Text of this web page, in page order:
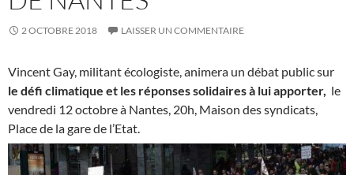
2 OCTOBRE 2018 LAISSER UN COMMENTAIRE
Vincent Gay, militant écologiste, animera un débat public sur
le défi climatique et les réponses solidaires à lui apporter, le
vendredi 12 octobre à Nantes, 20h, Maison des syndicats,
Place de la gare de l’Etat.